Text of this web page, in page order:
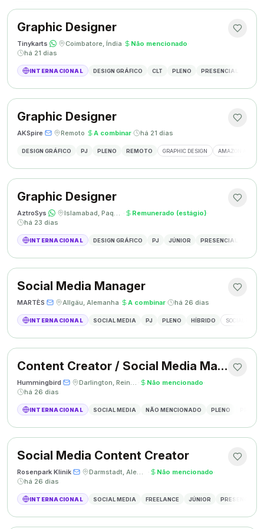
Graphic Designer
Tinykarts· · Coimbatore, Índia· Não mencionado·
há 21 dias
INTERNACIONAL DESIGN GRÁFICO CLT PLENO PRESENCIAL
Graphic Designer
AKSpire· · Remoto· A combinar· há 21 dias
DESIGN GRÁFICO PJ PLENO REMOTO GRAPHIC DESIGN AMAZON A+
Graphic Designer
AztroSys· · Islamabad, Paquistão · Remunerado (estágio)·
há 23 dias
INTERNACIONAL DESIGN GRÁFICO PJ JÚNIOR PRESENCIAL
Social Media Manager
MARTÈS· · Allgäu, Alemanha· A combinar· há 26 dias
INTERNACIONAL SOCIAL MEDIA PJ PLENO HÍBRIDO SOCIAL MEDIA
Content Creator / Social Media Manager
Hummingbird· · Darlington, Reino Unido · Não mencionado·
há 26 dias
INTERNACIONAL SOCIAL MEDIA NÃO MENCIONADO PLENO
Social Media Content Creator
Rosenpark Klinik· · Darmstadt, Alemanha · Não mencionado·
há 26 dias
INTERNACIONAL SOCIAL MEDIA FREELANCE JÚNIOR PRESENCIAL